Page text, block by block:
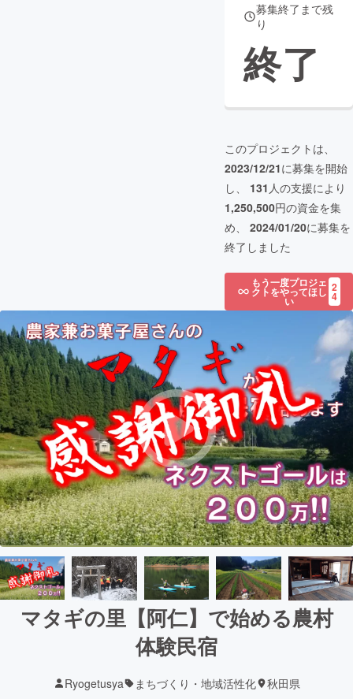
募集終了まで残
り
終了
このプロジェクトは、
2023/12/21に募集を開始
し、 131 人の支援により
1,250,500円の資金を集
め、 2024/01/20に募集を
終了しました
もう一度プロジェ
クトをやってほし
い
2
4
マタギの里【阿仁】で始める農村
体験民宿
Ryogetusya まちづくり・地域活性化 秋田県